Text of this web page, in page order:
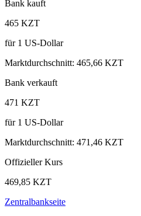
Bank kauft
465 KZT
für1 US‑Dollar
Marktdurchschnitt: 465,66 KZT
Bank verkauft
471 KZT
für1 US‑Dollar
Marktdurchschnitt: 471,46 KZT
Offizieller Kurs
469,85 KZT
Zentralbankseite